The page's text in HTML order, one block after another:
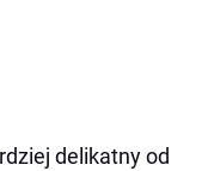
delikatny od